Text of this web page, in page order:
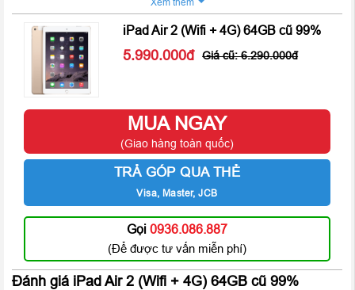
Sản phẩm iPad Air 2 Wifi + 4G 64GB cũ 99% có 3 phiên bản
màu: Bạc, Xám và Vàng. Chắc chắn vớiiPad Air 2
trong tay chiếc máy tính bảng thời trang, cao cấp và tinh tế nhất
được xuất hiện.
iPad Air 2 (Wifi + 4G) 64GB cũ 99%
5.990.000 6.290.000
MUA NGAY
(Giao hàng toàn quốc)
TRẢ GÓP QUA THẺ
Visa, Master, JCB
Gọi 0936.086.887
(Để được tư vấn miễn phí)
Đánh giá iPad Air 2 (Wifi + 4G) 64GB cũ 99%